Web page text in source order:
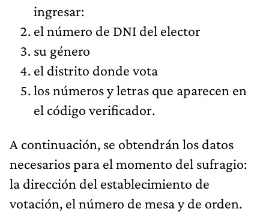
ingresar:
el número de DNI del elector
su género
el distrito donde vota
los números y letras que aparecen en
el código verificador.
A continuación, se obtendrán los datos
necesarios para el momento del sufragio:
la dirección del establecimiento de
votación, el número de mesa y de orden.